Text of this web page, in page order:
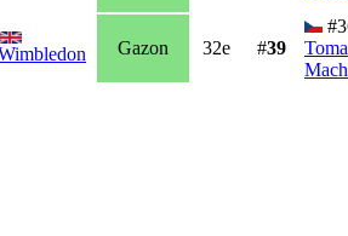
Gazon 32e #39